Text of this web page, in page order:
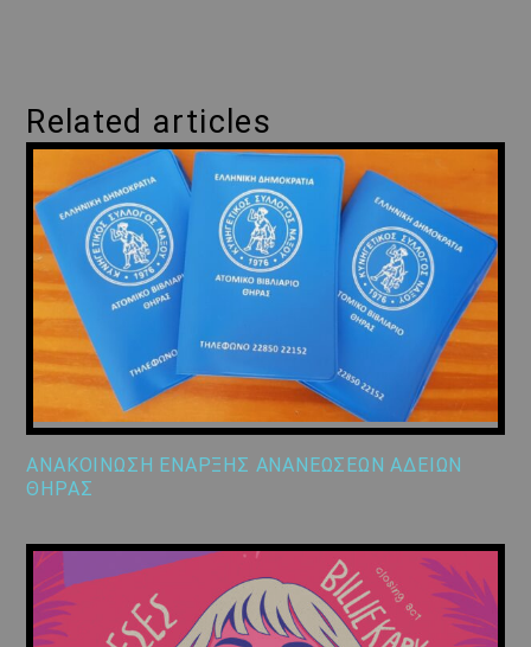
Related articles
ΑΝΑΚΟΙΝΩΣΗ ΕΝΑΡΞΗΣ ΑΝΑΝΕΩΣΕΩΝ ΑΔΕΙΩΝ
ΘΗΡΑΣ